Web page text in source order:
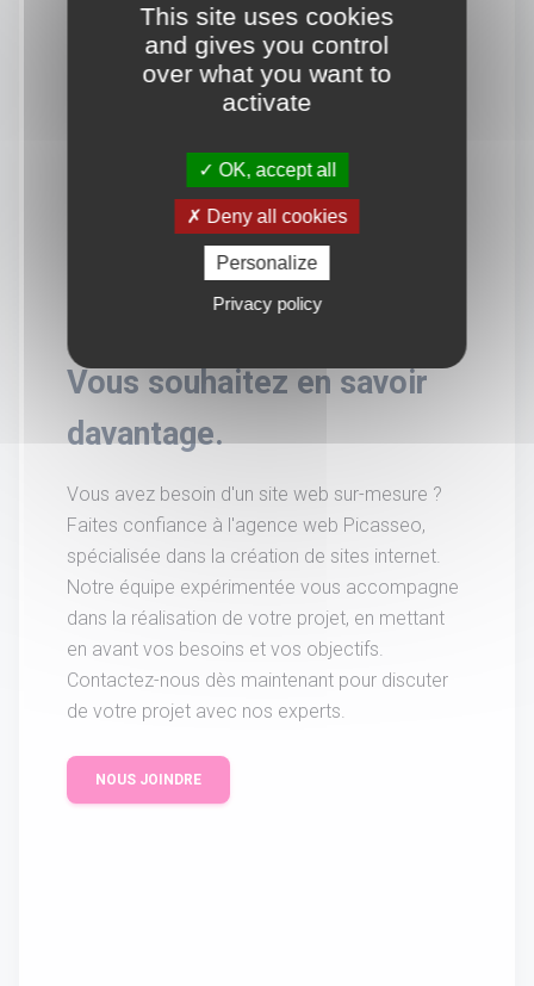
Vous souhaitez en savoir
davantage.
Vous avez besoin d'un site web sur-mesure ?
Faites confiance à l'agence web Picasseo,
spécialisée dans la création de sites internet.
Notre équipe expérimentée vous accompagne
dans la réalisation de votre projet, en mettant
en avant vos besoins et vos objectifs.
Contactez-nous dès maintenant pour discuter
de votre projet avec nos experts.
NOUS JOINDRE
This site uses cookies
and gives you control
over what you want to
activate
OK, accept all
Deny all cookies
Personalize
Privacy policy